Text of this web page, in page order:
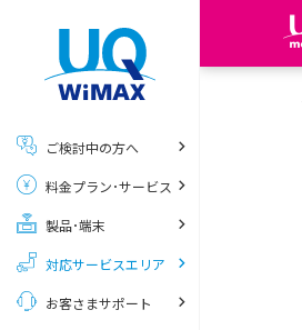
ご検討中の方へ
料金プラン･サービス
製品･端末
対応サービスエリア
お客さまサポート